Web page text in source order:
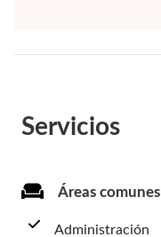
Servicios
Áreas comunes
Administración